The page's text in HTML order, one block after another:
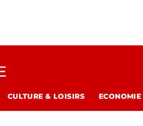
CULTURE & LOISIRS ECONOMIE